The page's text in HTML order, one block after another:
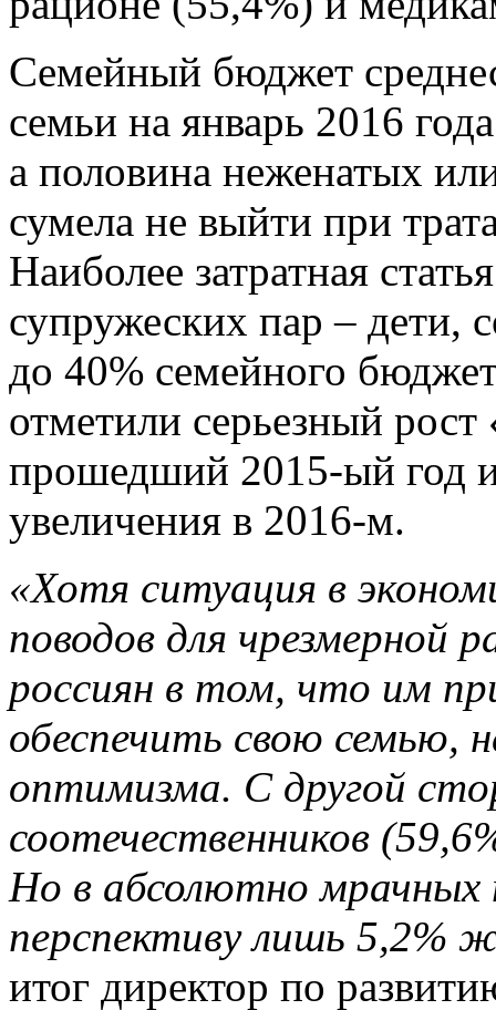
Семейный бюджет
семьи на январь 2016
а половина неженатых
сумела не выйти при
Наиболее затратная
супружеских пар – дети,
до 40% семейного
отметили серьезный рост
прошедший 2015-ый год
увеличения в 2016-м.
«Хотя ситуация в
поводов для чрезмерной
россиян в том, что им
обеспечить свою семью,
оптимизма. С другой
соотечественников
Но в абсолютно мрачных
перспективу лишь 5,2%
итог директор по